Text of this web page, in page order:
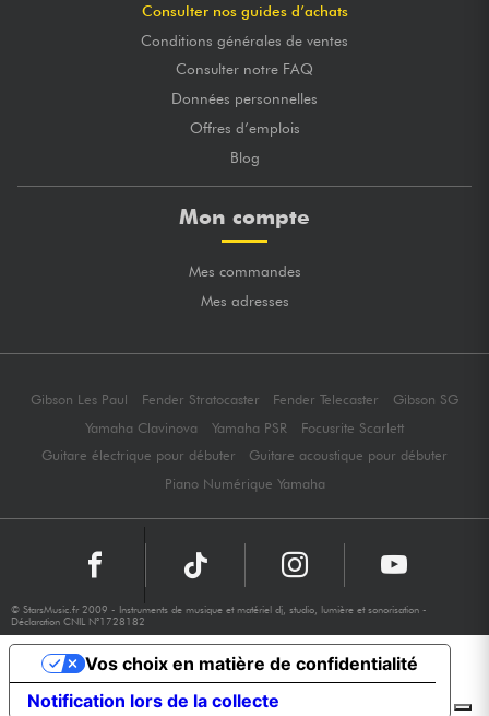
Consulter nos guides d’achats
Conditions générales de ventes
Consulter notre FAQ
Données personnelles
Offres d’emplois
Blog
Mon compte
Mes commandes
Mes adresses
Gibson Les Paul Fender Stratocaster Fender Telecaster
Gibson SG
Yamaha Clavinova
Yamaha PSR
Focusrite Scarlett
Guitare électrique pour débuter
Guitare acoustique pour débuter
Piano Numérique Yamaha
© StarsMusic.fr 2009 - Instruments de musique et matériel dj, studio, lumière et sonorisation -
Déclaration CNIL N°1728182
Notification lors de la collecte
Vos choix en matière de confidentialité